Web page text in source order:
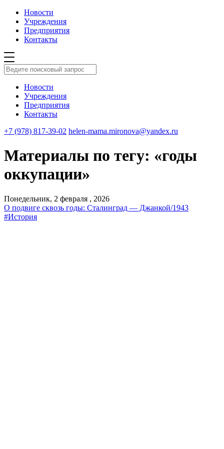
Новости
Учреждения
Предприятия
Контакты
Новости
Учреждения
Предприятия
Контакты
+7 (978) 817-39-02 helen-mama.mironova@yandex.ru
Материалы по тегу: «годы
оккупации»
Понедельник, 2 февраля , 2026
О подвиге сквозь годы: Сталинград — Джанкой/1943
#История